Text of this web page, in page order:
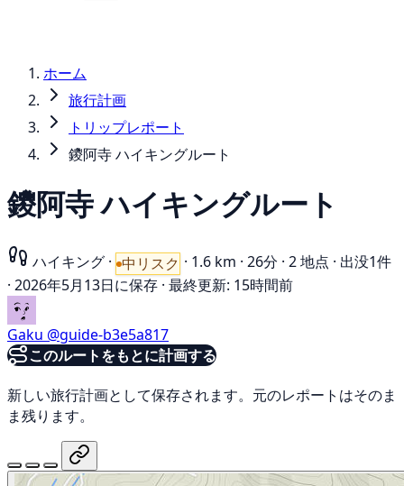
ホーム
旅行計画
トリップレポート
鑁阿寺 ハイキングルート
鑁阿寺 ハイキングルート
ハイキング · 中リスク · 1.6 km · 26分 · 2 地点 · 出没1件
· 2026年5月13日に保存 · 最終更新: 15時間前
Gaku @guide-b3e5a817
このルートをもとに計画する
新しい旅行計画として保存されます。元のレポートはそのま
ま残ります。